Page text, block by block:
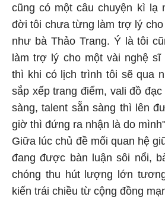
cũng có một câu chuyện kì lạ
đời tôi chưa từng làm trợ lý
như bà Thảo Trang. Ý là tôi
làm trợ lý cho một vài nghệ sĩ
thì khi có lịch trình tôi sẽ qua
sắp xếp trang điểm, vali đồ
sàng, talent sẵn sàng thì lên
giờ thì đứng ra nhận là do
Giữa lúc chủ đề mối quan hệ
đang được bàn luận sôi nổi,
chóng thu hút lượng lớn
kiến trái chiều từ cộng đồng